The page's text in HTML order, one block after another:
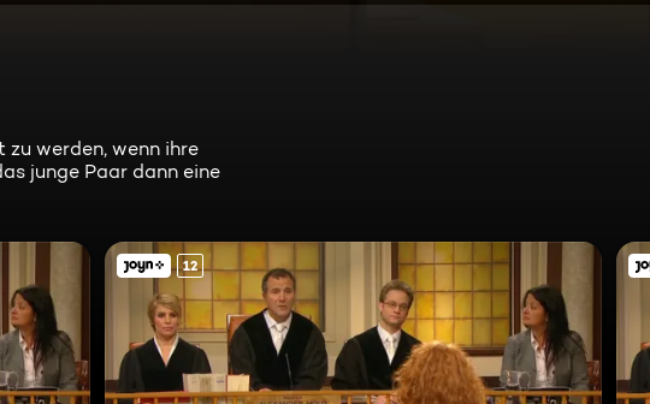
werden, wenn ihre
junge Paar dann eine
12